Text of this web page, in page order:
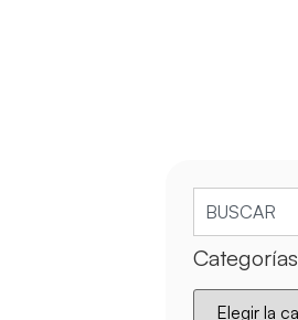
Categorías